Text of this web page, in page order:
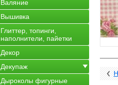
Валяние
Вышивка
Глиттер, топинги,
наполнители, пайетки
Декор
Декупаж
Дыроколы фигурные